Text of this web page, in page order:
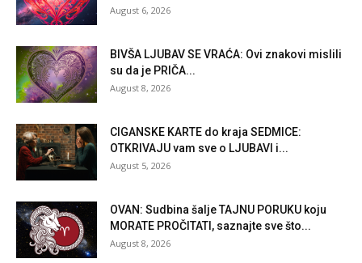
August 6, 2026
BIVŠA LJUBAV SE VRAĆA: Ovi znakovi mislili
su da je PRIČA...
August 8, 2026
CIGANSKE KARTE do kraja SEDMICE:
OTKRIVAJU vam sve o LJUBAVI i...
August 5, 2026
OVAN: Sudbina šalje TAJNU PORUKU koju
MORATE PROČITATI, saznajte sve što...
August 8, 2026